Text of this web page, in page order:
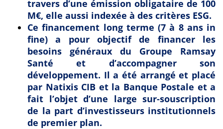
travers d’une émission obligataire de 100
M€, elle aussi indexée à des critères ESG.
Ce financement long terme (7 à 8 ans in
fine) a pour objectif de financer les
besoins généraux du Groupe Ramsay
Santé et d’accompagner son
développement. Il a été arrangé et placé
par Natixis CIB et la Banque Postale et a
fait l’objet d’une large sur-souscription
de la part d’investisseurs institutionnels
de premier plan.